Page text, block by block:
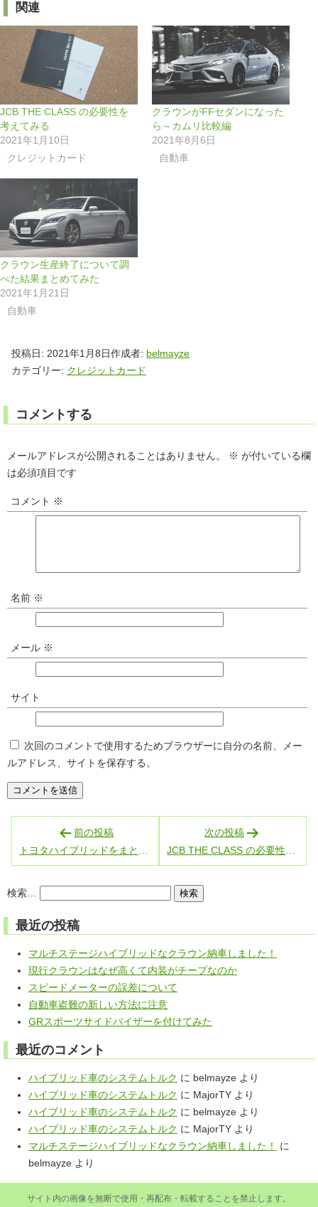
関連
JCB THE CLASS の必要性を
考えてみる
2021年1月10日
クレジットカード
クラウンがFFセダンになった
ら～カムリ比較編
2021年8月6日
自動車
クラウン生産終了について調
べた結果まとめてみた
2021年1月21日
自動車
投稿日: 2021年1月8日作成者: belmayze
カテゴリー: クレジットカード
コメントする
メールアドレスが公開されることはありません。 ※ が付いている欄
は必須項目です
コメント ※
名前 ※
メール ※
サイト
次回のコメントで使用するためブラウザーに自分の名前、メー
ルアドレス、サイトを保存する。
稿
ナ
ゲ
シ
ョ
ン
前の投稿
トヨタハイブリッドをまとめてみた
次の投稿
JCB THE CLASS の必要性を考えてみる
検索…
最近の投稿
マルチステージハイブリッドなクラウン納車しました！
現行クラウンはなぜ高くて内装がチープなのか
スピードメーターの誤差について
自動車盗難の新しい方法に注意
GRスポーツサイドバイザーを付けてみた
最近のコメント
ハイブリッド車のシステムトルク に belmayze より
ハイブリッド車のシステムトルク に MajorTY より
ハイブリッド車のシステムトルク に belmayze より
ハイブリッド車のシステムトルク に MajorTY より
マルチステージハイブリッドなクラウン納車しました！
に
belmayze より
サイト内の画像を無断で使用・再配布・転載することを禁止します。